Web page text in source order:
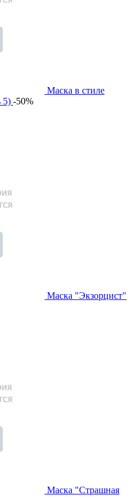
Маска в стиле
5) -50%
Маска "Экзорцист"
Маска "Страшная